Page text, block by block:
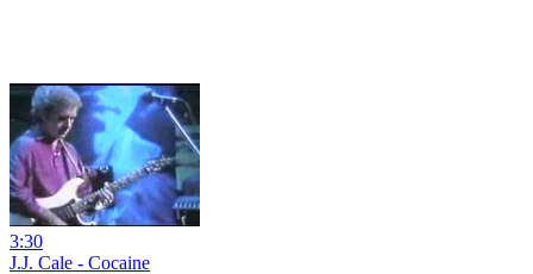
3:30
J.J. Cale - Cocaine